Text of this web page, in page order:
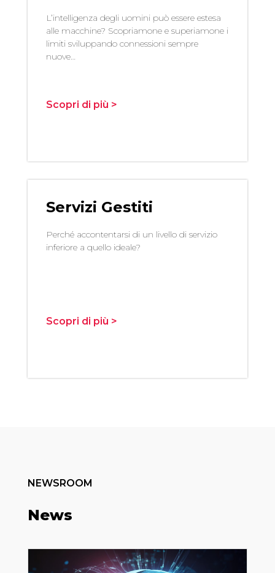
L’intelligenza degli uomini può essere estesa
alle macchine? Scopriamone e superiamone i
limiti sviluppando connessioni sempre
nuove…
Scopri di più >
Servizi Gestiti
Perché accontentarsi di un livello di servizio
inferiore a quello ideale?
Scopri di più >
NEWSROOM
News